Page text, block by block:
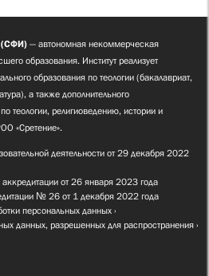
(СФИ) — автономная некоммерческая
образования. Институт реализует
образования по теологии (бакалавриат,
а также дополнительного
теологии, религиоведению, истории и
«Сретение».
деятельности от 29 декабря 2022
аккредитации от 26 января 2023 года
№ 26 от 1 декабря 2022 года
персональных данных
данных, разрешенных для распространения